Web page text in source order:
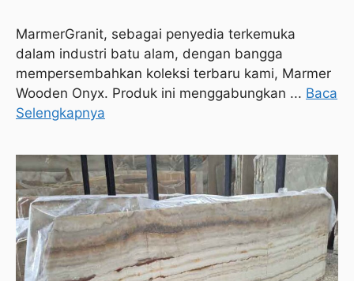
MarmerGranit, sebagai penyedia terkemuka
dalam industri batu alam, dengan bangga
mempersembahkan koleksi terbaru kami, Marmer
Wooden Onyx. Produk ini menggabungkan ... Baca
Selengkapnya